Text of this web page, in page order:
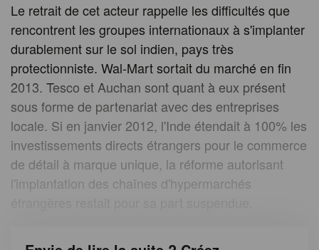
Le retrait de cet acteur rappelle les difficultés que
rencontrent les groupes internationaux à s'implanter
durablement sur le sol indien, pays très
protectionniste. Wal-Mart sortait du marché en fin
2013. Tesco et Auchan sont quant à eux présent
sous forme de partenariat avec des entreprises
locale. Si en janvier 2012, l'Inde étendait à 100% les
investissements directs étrangers pour le commerce
de détail à marque unique, la réforme autorisant
l'implantation des chaînes d'hypermarchés